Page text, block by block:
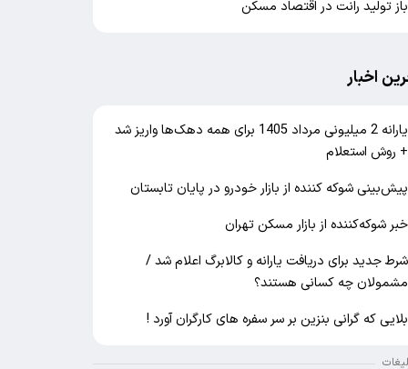
باز تولید رانت در اقتصاد مسکن
اخبار
یارانه 2 میلیونی مرداد 1405 برای همه دهک‌ها واریز شد
+ روش استعلام
پیش‌بینی شوکه کننده از بازار خودرو در پایان تابستان
خبر شوکه‌کننده از بازار مسکن تهران
شرط جدید برای دریافت یارانه و کالابرگ اعلام شد /
مشمولان چه کسانی هستند؟
بلایی که گرانی بنزین بر سر سفره های کارگران آورد !